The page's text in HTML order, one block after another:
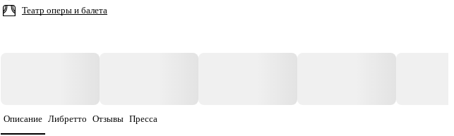
Театр оперы и балета
Описание Либретто Отзывы Пресса